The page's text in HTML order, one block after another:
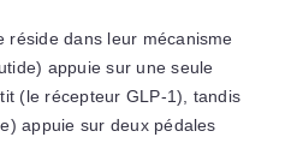
réside dans leur mécanisme
appuie sur une seule
(le récepteur GLP-1), tandis
appuie sur deux pédales